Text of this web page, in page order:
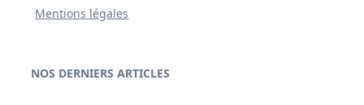
Mentions légales
NOS DERNIERS ARTICLES